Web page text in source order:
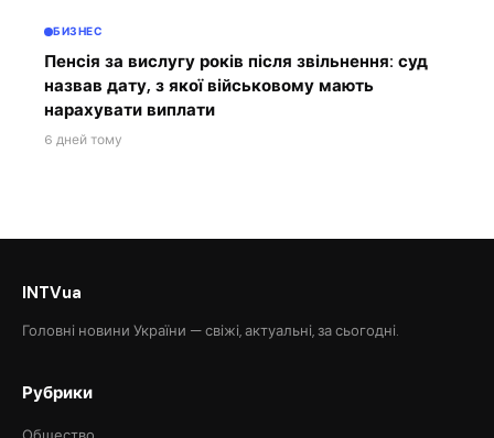
БИЗНЕС
Пенсія за вислугу років після звільнення: суд
назвав дату, з якої військовому мають
нарахувати виплати
6 дней тому
INTVua
Головні новини України — свіжі, актуальні, за сьогодні.
Рубрики